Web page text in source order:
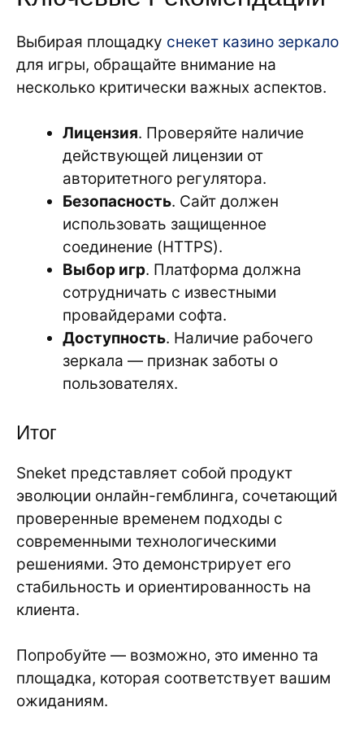
Выбирая площадку снекет казино зеркало
для игры, обращайте внимание на
несколько критически важных аспектов.
Лицензия. Проверяйте наличие
действующей лицензии от
авторитетного регулятора.
Безопасность. Сайт должен
использовать защищенное
соединение (HTTPS).
Выбор игр. Платформа должна
сотрудничать с известными
провайдерами софта.
Доступность. Наличие рабочего
зеркала — признак заботы о
пользователях.
Итог
Sneket представляет собой продукт
эволюции онлайн-гемблинга, сочетающий
проверенные временем подходы с
современными технологическими
решениями. Это демонстрирует его
стабильность и ориентированность на
клиента.
Попробуйте — возможно, это именно та
площадка, которая соответствует вашим
ожиданиям.